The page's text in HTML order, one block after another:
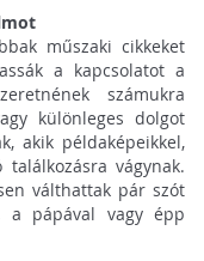
műszaki cikkeket
a kapcsolatot a
számukra
különleges dolgot
akik példaképeikkel,
vágynak.
válthattak pár szót
a pápával vagy épp